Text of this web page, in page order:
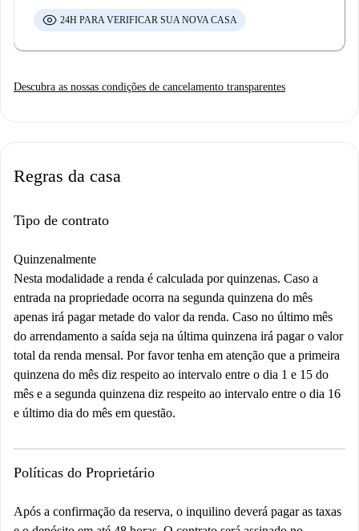
24H PARA VERIFICAR SUA NOVA CASA
Descubra as nossas condições de cancelamento transparentes
Regras da casa
Tipo de contrato
Quinzenalmente
Nesta modalidade a renda é calculada por quinzenas. Caso a
entrada na propriedade ocorra na segunda quinzena do mês
apenas irá pagar metade do valor da renda. Caso no último mês
do arrendamento a saída seja na última quinzena irá pagar o valor
total da renda mensal. Por favor tenha em atenção que a primeira
quinzena do mês diz respeito ao intervalo entre o dia 1 e 15 do
mês e a segunda quinzena diz respeito ao intervalo entre o dia 16
e último dia do mês em questão.
Políticas do Proprietário
Após a confirmação da reserva, o inquilino deverá pagar as taxas